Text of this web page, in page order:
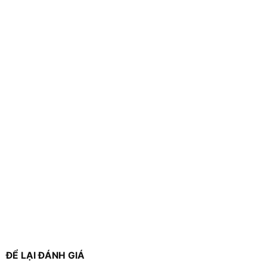
ĐỂ LẠI ĐÁNH GIÁ